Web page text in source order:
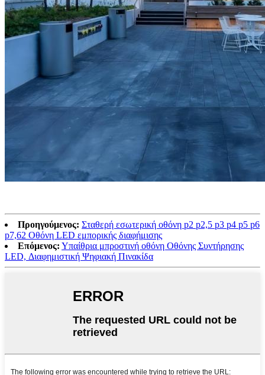
Προηγούμενος: Σταθερή εσωτερική οθόνη p2 p2,5 p3 p4 p5 p6
p7,62 Οθόνη LED εμπορικής διαφήμισης
Επόμενος: Υπαίθρια μπροστινή οθόνη Οθόνης Συντήρησης
LED, Διαφημιστική Ψηφιακή Πινακίδα